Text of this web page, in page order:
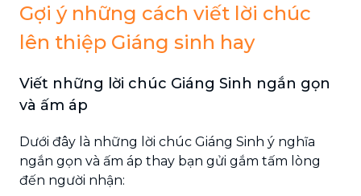
Gợi ý những cách viết lời chúc
lên thiệp Giáng sinh hay
Viết những lời chúc Giáng Sinh ngắn gọn
và ấm áp
Dưới đây là những lời chúc Giáng Sinh ý nghĩa
ngắn gọn và ấm áp thay bạn gửi gắm tấm lòng
đến người nhận: